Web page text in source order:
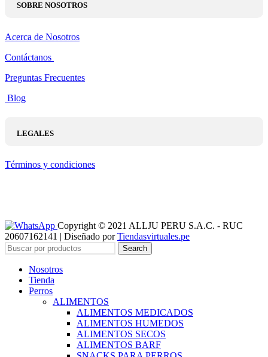
SOBRE NOSOTROS
Acerca de Nosotros
Contáctanos
Preguntas Frecuentes
Blog
LEGALES
Términos y condiciones
Copyright © 2021 ALLJU PERU S.A.C. - RUC
20607162141 | Diseñado porTiendasvirtuales.pe
Search
Nosotros
Tienda
Perros
ALIMENTOS
ALIMENTOS MEDICADOS
ALIMENTOS HUMEDOS
ALIMENTOS SECOS
ALIMENTOS BARF